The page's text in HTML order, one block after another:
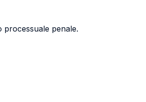
processuale penale.